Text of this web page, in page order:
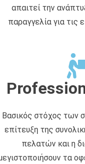
απαιτεί την
παραγγελία για τις
Βασικός στόχος των
επίτευξη της
πελατών και η
τα